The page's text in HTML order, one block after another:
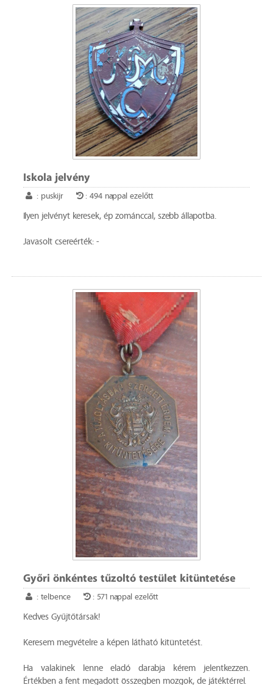
Iskola jelvény
: puskijr : 494 nappal ezelőtt
Ilyen jelvényt keresek, ép zománccal, szebb állapotba.
Javasolt csereérték: -
Győri önkéntes tűzoltó testület kitüntetése
: telbence : 571 nappal ezelőtt
Kedves Gyűjtőtársak!
Keresem megvételre a képen látható kitüntetést.
Ha valakinek lenne eladó darabja kérem jelentkezzen.
Értékben a fent megadott összegben mozgok, de játéktérrel.